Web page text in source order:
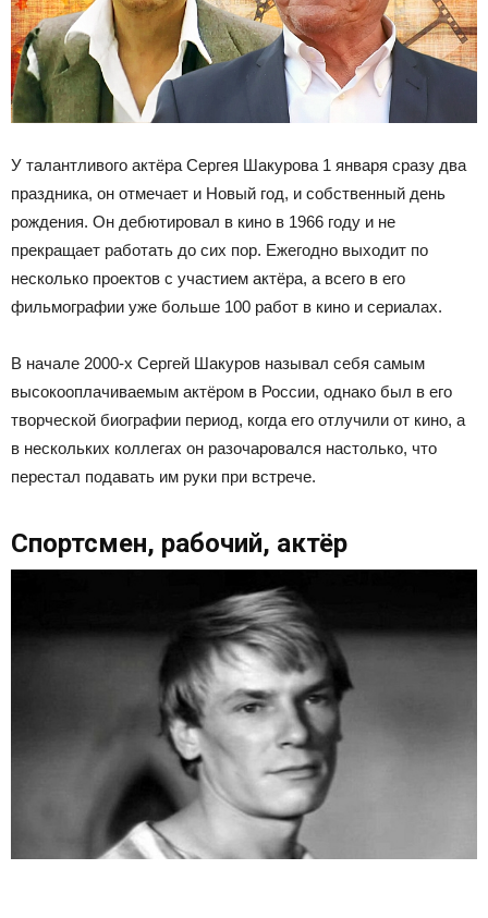
У талантливого актёра Сергея Шакурова 1 января сразу два
праздника, он отмечает и Новый год, и собственный день
рождения. Он дебютировал в кино в 1966 году и не
прекращает работать до сих пор. Ежегодно выходит по
несколько проектов с участием актёра, а всего в его
фильмографии уже больше 100 работ в кино и сериалах.
В начале 2000-х Сергей Шакуров называл себя самым
высокооплачиваемым актёром в России, однако был в его
творческой биографии период, когда его отлучили от кино, а
в нескольких коллегах он разочаровался настолько, что
перестал подавать им руки при встрече.
Спортсмен, рабочий, актёр